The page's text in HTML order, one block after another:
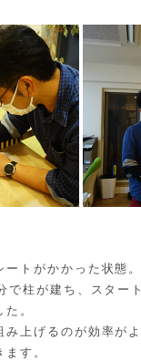
トがかかった状態。
で柱が建ち、スター
。
み上げるのが効率が
す。